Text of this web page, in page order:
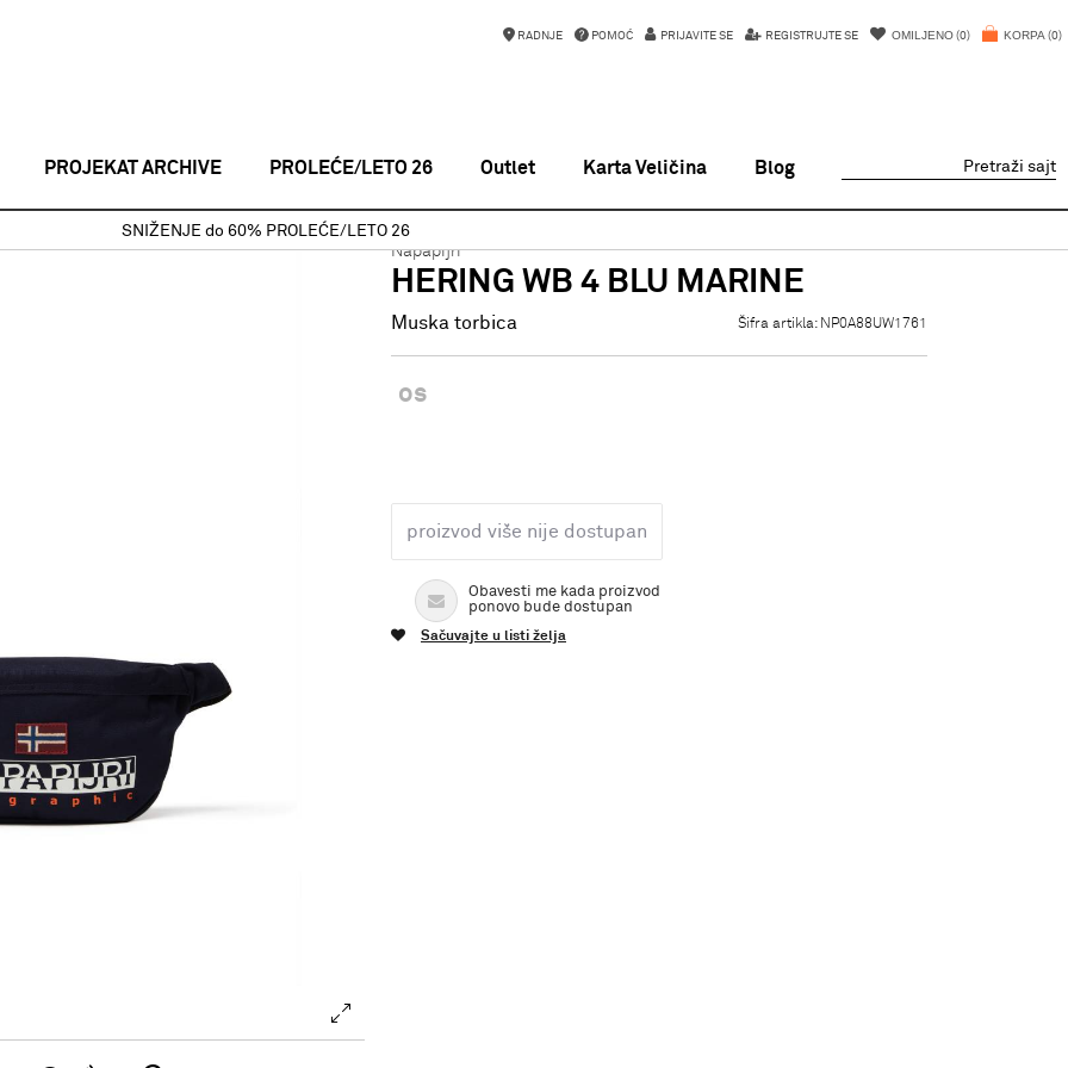
KORPA 0
OMILJENO 0
PRIJAVITE SE REGISTRUJTE SE
RADNJE POMOĆ
PROJEKAT ARCHIVE PROLEĆE/LETO 26 Outlet Karta Veličina Blog Pretraži sajt
SNIŽENJE do 60% PROLEĆE/LETO 26
Muska torbica HERING WB 4 BLU MARINE
Napapijri
HERING WB 4 BLU MARINE
Muska torbica Šifra artikla: NP0A88UW1761
os
proizvod više nije dostupan
Obavesti me kada proizvod
ponovo bude dostupan
Sačuvajte u listi želja